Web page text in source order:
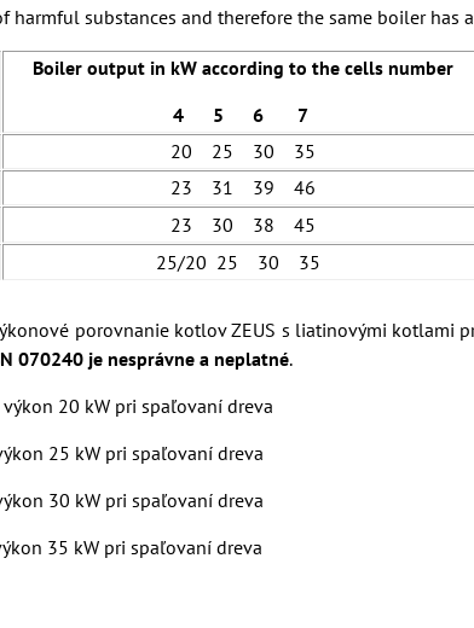
substances and therefore the same boiler
Boiler output in kW according to the cells number
4 5 6 7
20 25 30 35
23 31 39 46
23 30 38 45
25/20 25 30 35
porovnanie kotlov ZEUS s liatinovými kotlami
070240 je nesprávne a neplatné.
20 kW pri spaľovaní dreva
25 kW pri spaľovaní dreva
30 kW pri spaľovaní dreva
35 kW pri spaľovaní dreva